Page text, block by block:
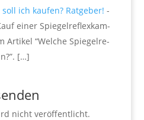
ich kaufen? Ratgeber! -
einer Spiegel­re­flexkam­
Artikel “Welche Spiegel­re­
[…]
nicht veröffentlicht.